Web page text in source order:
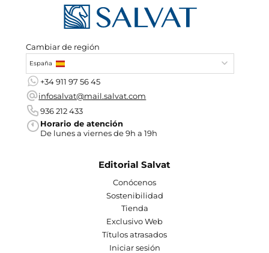
Cambiar de región
España
+34 911 97 56 45
infosalvat@mail.salvat.com
936 212 433
Horario de atención
De lunes a viernes de 9h a 19h
Editorial Salvat
Conócenos
Sostenibilidad
Tienda
Exclusivo Web
Títulos atrasados
Iniciar sesión